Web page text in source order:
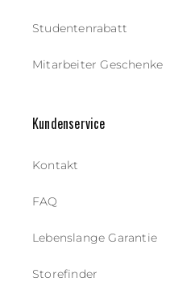
Studentenrabatt
Mitarbeiter Geschenke
Kundenservice
Kontakt
FAQ
Lebenslange Garantie
Storefinder